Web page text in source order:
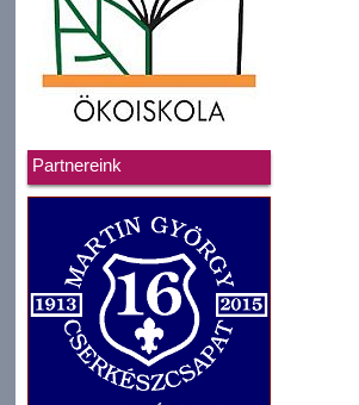
Partnereink